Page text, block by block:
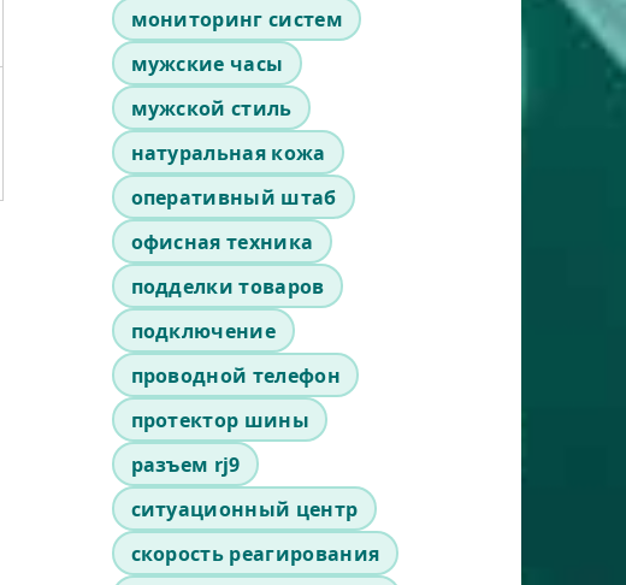
мониторинг систем
мужские часы
мужской стиль
натуральная кожа
оперативный штаб
офисная техника
подделки товаров
подключение
проводной телефон
протектор шины
разъем rj9
ситуационный центр
скорость реагирования